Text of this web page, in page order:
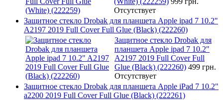
Отсутствует
Защитное стекло Drobak для планшета Apple ipad 7 10.2"
A2197 2019 Full Cover Full Glue (Black) (222260)
Защитное стекло Drobak для
планшета Apple ipad 7 10.2"
A2197 2019 Full Cover Full
Glue (Black) (222260) 499 грн.
Отсутствует
Защитное стекло Drobak для планшета Apple iPad 7 10.2"
a2200 2019 Full Cover Full Glue (Black) (222261)